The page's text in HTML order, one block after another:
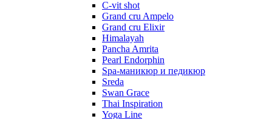
C-vit shot
Grand cru Ampelo
Grand сru Elixir
Himalayah
Pancha Amrita
Pearl Endorphin
Spa-маникюр и педикюр
Sreda
Swan Grace
Thai Inspiration
Yoga Line